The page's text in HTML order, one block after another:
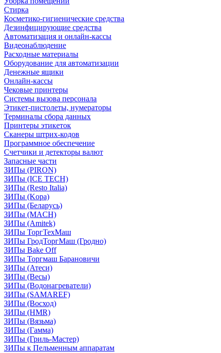
Стирка
Косметико-гигиенические средства
Дезинфицирующие средства
Автоматизация и онлайн-кассы
Видеонаблюдение
Расходные материалы
Оборудование для автоматизации
Денежные ящики
Онлайн-кассы
Чековые принтеры
Системы вызова персонала
Этикет-пистолеты, нумераторы
Терминалы сбора данных
Принтеры этикеток
Сканеры штрих-кодов
Программное обеспечение
Счетчики и детекторы валют
Запасные части
ЗИПы (PIRON)
ЗИПы (ICE TECH)
ЗИПы (Resto Italia)
ЗИПы (Kopa)
ЗИПы (Беларусь)
ЗИПы (MACH)
ЗИПы (Amitek)
ЗИПы ТоргТехМаш
ЗИПы ГродТоргМаш (Гродно)
ЗИПы Bake Off
ЗИПы Торгмаш Барановичи
ЗИПы (Атеси)
ЗИПы (Весы)
ЗИПы (Водонагреватели)
ЗИПы (SAMAREF)
ЗИПы (Восход)
ЗИПы (HMR)
ЗИПы (Вязьма)
ЗИПы (Гамма)
ЗИПы (Гриль-Мастер)
ЗИПы к Пельменным аппаратам